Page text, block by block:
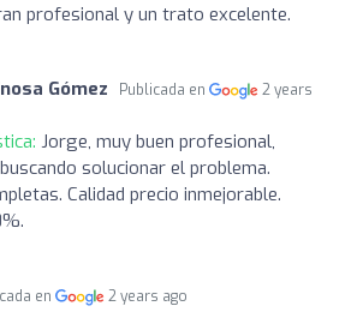
profesional y un trato excelente.
Gómez Publicada en
2 years
Jorge, muy buen profesional,
solucionar el problema.
Calidad precio inmejorable.
en 2 years ago